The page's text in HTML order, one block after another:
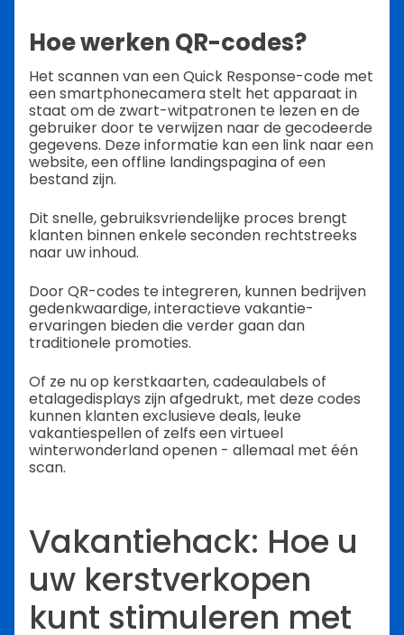
Hoe werken QR-codes?
Het scannen van een Quick Response-code met
een smartphonecamera stelt het apparaat in
staat om de zwart-witpatronen te lezen en de
gebruiker door te verwijzen naar de gecodeerde
gegevens. Deze informatie kan een link naar een
website, een offline landingspagina of een
bestand zijn.
Dit snelle, gebruiksvriendelijke proces brengt
klanten binnen enkele seconden rechtstreeks
naar uw inhoud.
Door QR-codes te integreren, kunnen bedrijven
gedenkwaardige, interactieve vakantie-
ervaringen bieden die verder gaan dan
traditionele promoties.
Of ze nu op kerstkaarten, cadeaulabels of
etalagedisplays zijn afgedrukt, met deze codes
kunnen klanten exclusieve deals, leuke
vakantiespellen of zelfs een virtueel
winterwonderland openen - allemaal met één
scan.
Vakantiehack: Hoe u
uw kerstverkopen
kunt stimuleren met